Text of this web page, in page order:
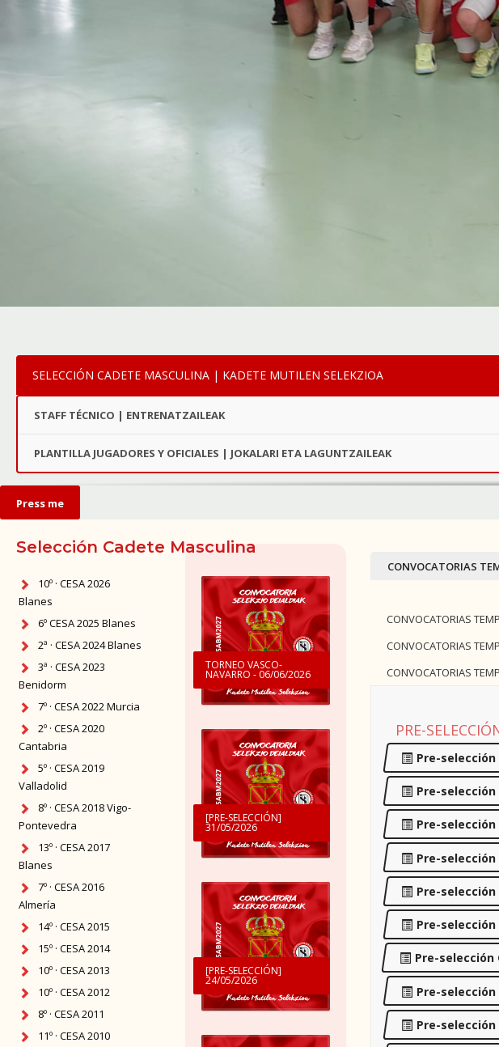
SELECCIÓN CADETE MASCULINA | KADETE MUTILEN SELEKZIOA
STAFF TÉCNICO | ENTRENATZAILEAK
PLANTILLA JUGADORES Y OFICIALES | JOKALARI ETA LAGUNTZAILEAK
Press me
10º · CESA 2026
Blanes
6º CESA 2025 Blanes
2ª · CESA 2024 Blanes
3ª · CESA 2023
Benidorm
7º · CESA 2022 Murcia
2º · CESA 2020
Cantabria
5º · CESA 2019
Valladolid
8º · CESA 2018 Vigo-
Pontevedra
13º · CESA 2017
Blanes
7º · CESA 2016
Almería
14º · CESA 2015
15º · CESA 2014
10º · CESA 2013
10º · CESA 2012
8º · CESA 2011
11º · CESA 2010
TORNEO VASCO-
NAVARRO - 06/06/2026
[PRE-SELECCIÓN]
31/05/2026
[PRE-SELECCIÓN]
24/05/2026
CONVOCATORIAS
CONVOCATORIAS
CONVOCATORIAS
CONVOCATORIAS
PRE-
Pre-selección
Pre-selección
Pre-selección
Pre-selección
Pre-selección
Pre-selección
Pre-selección
Pre-selección
Pre-selección